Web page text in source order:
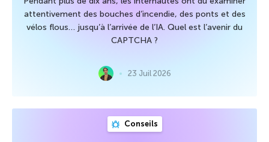
attentivement des bouches d’incendie, des ponts et des
vélos flous… jusqu’à l’arrivée de l’IA. Quel est l’avenir du
CAPTCHA ?
23 Juil 2026
Conseils